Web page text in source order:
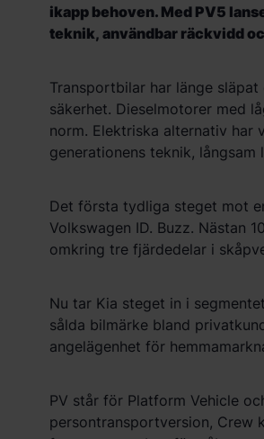
ikapp behoven. Med PV5
teknik, användbar räckvidd
Transportbilar har länge släpat
säkerhet. Dieselmotorer med lå
norm. Elektriska alternativ har
generationens teknik, långsam
Det första tydliga steget mot
Volkswagen ID. Buzz. Nästan
omkring tre fjärdedelar i skå
Nu tar Kia steget in i
sålda bilmärke bland
angelägenhet för
PV står för Platform Vehicle
persontransportversion, Crew